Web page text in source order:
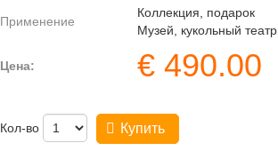
Применение
Коллекция, подарок
Музей, кукольный театр
Цена: € 490.00
Кол-во Купить